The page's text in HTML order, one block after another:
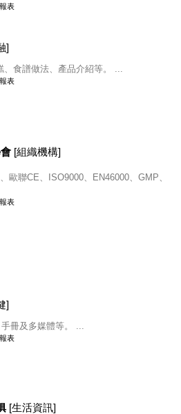
表
]
食譜做法、產品介紹等。 ...
表
[組織機構]
歐聯CE、ISO9000、EN46000、GMP、
表
]
冊及多媒體等。 ...
表
[生活資訊]